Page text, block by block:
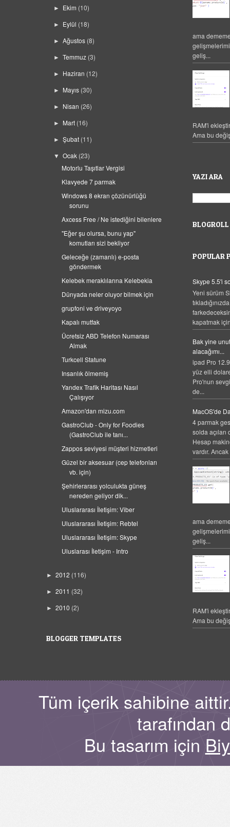
► Ekim (10)
► Eylül (18)
►Ağustos (8)
►Temmuz (3)
► Haziran (12)
► Mayıs (30)
► Nisan (26)
► Mart (16)
►Şubat (11)
▼Ocak (23)
Motorlu Taşıtlar Vergisi
Klavyede 7 parmak
Windows 8 ekran çözünürlüğü
sorunu
Axcess Free / Ne istediğini bilenlere
"Eğer şu olursa, bunu yap"
komutları sizi bekliyor
Geleceğe (zamanlı) e-posta
göndermek
Kelebek meraklılarına Kelebekia
Dünyada neler oluyor bilmek için
grupfoni ve driveyoyo
Kapalı mutfak
Ücretsiz ABD Telefon Numarası
Almak
Turkcell Statune
Insanlık ölmemiş
Yandex Trafik Haritası Nasıl
Çalışıyor
Amazon'dan mizu.com
GastroClub - Only for Foodies
(GastroClub ile tanı...
Zappos seviyesi müşteri hizmetleri
Güzel bir aksesuar (cep telefonları
vb. için)
Şehirlerarası yolculukta güneş
nereden geliyor dik...
Uluslararası İletişim: Viber
Uluslararası İletişim: Rebtel
Uluslararası İletişim: Skype
Uluslarası İletişim - Intro
► 2012 (116)
► 2011 (32)
► 2010 (2)
BLOGGER TEMPLATES
ama
geliş...
RAM'i
Ama bu
YAZI ARA
BLOGROLL
POPULAR
Skype 5.5'i
Yeni sürüm
kapatmak
Bak yine
alacağımı...
ipad Pro
yüz elli
Pro'nun
de...
MacOS'de
4 parmak
solda açılan
Hesap
vardır.
ama
geliş...
RAM'i
Ama bu
Tüm içerik sahibine
tarafından
Bu tasarım için